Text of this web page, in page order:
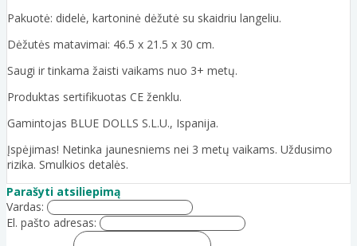
Pakuotė: didelė, kartoninė dėžutė su skaidriu langeliu.
Dėžutės matavimai: 46.5 x 21.5 x 30 cm.
Saugi ir tinkama žaisti vaikams nuo 3+ metų.
Produktas sertifikuotas CE ženklu.
Gamintojas BLUE DOLLS S.L.U., Ispanija.
Įspėjimas! Netinka jaunesniems nei 3 metų vaikams. Uždusimo
rizika. Smulkios detalės.
Parašyti atsiliepimą
Vardas:
El. pašto adresas: